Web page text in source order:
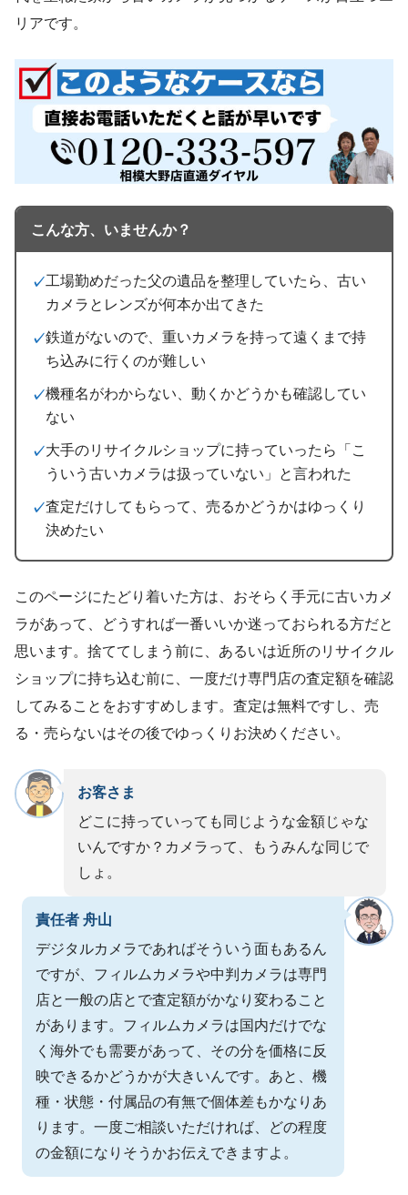
リアです。
こんな方、いませんか？
工場勤めだった父の遺品を整理していたら、古い
カメラとレンズが何本か出てきた
鉄道がないので、重いカメラを持って遠くまで持
ち込みに行くのが難しい
機種名がわからない、動くかどうかも確認してい
ない
大手のリサイクルショップに持っていったら「こ
ういう古いカメラは扱っていない」と言われた
査定だけしてもらって、売るかどうかはゆっくり
決めたい
このページにたどり着いた方は、おそらく手元に古いカメ
ラがあって、どうすれば一番いいか迷っておられる方だと
思います。捨ててしまう前に、あるいは近所のリサイクル
ショップに持ち込む前に、一度だけ専門店の査定額を確認
してみることをおすすめします。査定は無料ですし、売
る・売らないはその後でゆっくりお決めください。
お客さま
どこに持っていっても同じような金額じゃな
いんですか？カメラって、もうみんな同じで
しょ。
責任者 舟山
デジタルカメラであればそういう面もあるん
ですが、フィルムカメラや中判カメラは専門
店と一般の店とで査定額がかなり変わること
があります。フィルムカメラは国内だけでな
く海外でも需要があって、その分を価格に反
映できるかどうかが大きいんです。あと、機
種・状態・付属品の有無で個体差もかなりあ
ります。一度ご相談いただければ、どの程度
の金額になりそうかお伝えできますよ。